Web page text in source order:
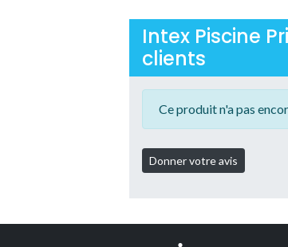
Intex Piscine
clients
Ce produit n'a pas